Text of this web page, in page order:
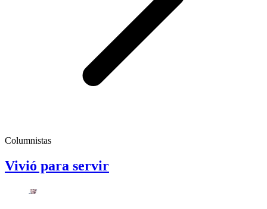
Columnistas
Vivió para servir